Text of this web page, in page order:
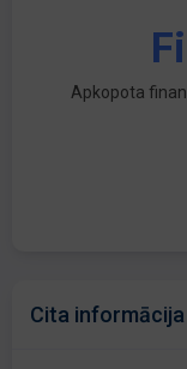
Apkopota
Cita informācija